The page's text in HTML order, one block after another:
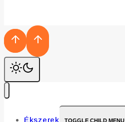
Ékszerek TOGGLE CHILD MENU